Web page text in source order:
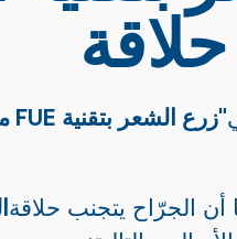
"زرع الشعر بتقنية FUE من دون حلاقة"
أن الجرّاح يتجنب حلاقة